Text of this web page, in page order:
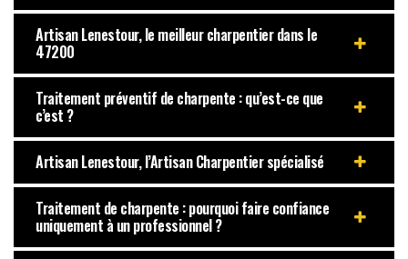
Artisan Lenestour, le meilleur charpentier dans le
47200
Traitement préventif de charpente : qu’est-ce que
c’est ?
Artisan Lenestour, l’Artisan Charpentier spécialisé
Traitement de charpente : pourquoi faire confiance
uniquement à un professionnel ?